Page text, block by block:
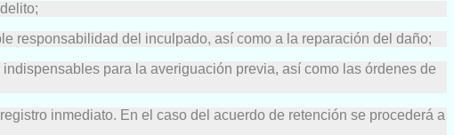
responsabilidad del inculpado, así como a la reparación del daño;
para la averiguación previa, así como las órdenes de
inmediato. En el caso del acuerdo de retención se procederá a